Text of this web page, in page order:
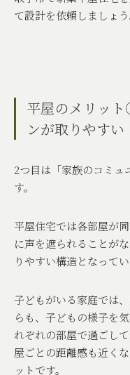
て設計を依頼しましょう
平屋のメリッ
ンが取りやすい
2つ目は「家族のコミュ
す。
平屋住宅では各部屋が同
に声を遮られることが
りやすい構造となってい
子どもがいる家庭では
らも、子どもの様子を
れぞれの部屋で過ごして
屋ごとの距離感も近く
ットです。